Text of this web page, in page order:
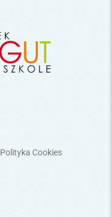
Polityka Cookies